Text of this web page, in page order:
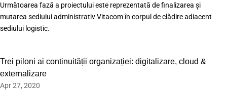
Următoarea fază a proiectului este reprezentată de finalizarea și
mutarea sediului administrativ Vitacom în corpul de clădire adiacent
sediului logistic.
Trei piloni ai continuității organizației: digitalizare, cloud &
externalizare
Apr 27, 2020